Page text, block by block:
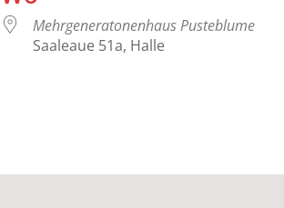
Mehrgeneratonenhaus Pusteblume
Saaleaue 51a, Halle